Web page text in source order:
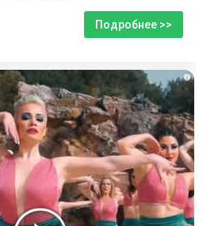
Подробнее >>
i